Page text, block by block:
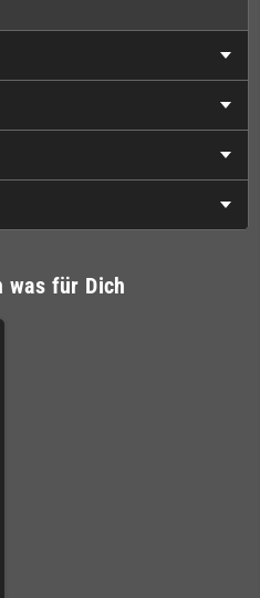
was für Dich